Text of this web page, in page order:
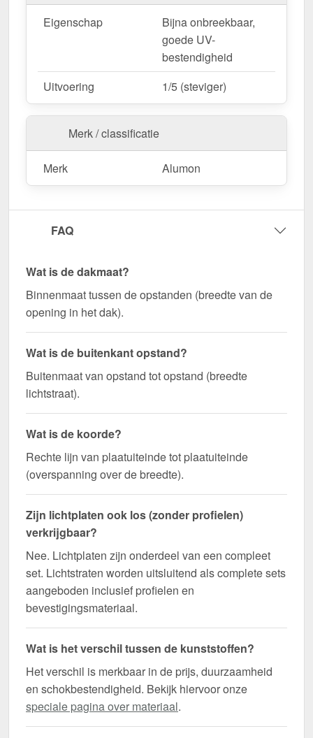
Eigenschap
Bijna onbreekbaar,
goede UV-
bestendigheid
Uitvoering
1/5 (steviger)
Merk / classificatie
Merk Alumon
FAQ
Wat is de dakmaat?
Binnenmaat tussen de opstanden (breedte van de
opening in het dak).
Wat is de buitenkant opstand?
Buitenmaat van opstand tot opstand (breedte
lichtstraat).
Wat is de koorde?
Rechte lijn van plaatuiteinde tot plaatuiteinde
(overspanning over de breedte).
Zijn lichtplaten ook los (zonder profielen)
verkrijgbaar?
Nee. Lichtplaten zijn onderdeel van een compleet
set. Lichtstraten worden uitsluitend als complete sets
aangeboden inclusief profielen en
bevestigingsmateriaal.
Wat is het verschil tussen de kunststoffen?
Het verschil is merkbaar in de prijs, duurzaamheid
en schokbestendigheid. Bekijk hiervoor onze
speciale pagina over materiaal.